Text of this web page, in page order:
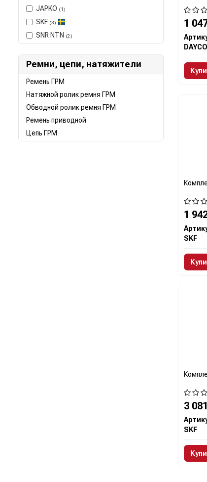
JAPKO (1)
SKF (3)
SNR NTN (2)
Ремни, цепи, натяжители
Ремень ГРМ
Натяжной ролик ремня ГРМ
Обводной ролик ремня ГРМ
Ремень приводной
Цепь ГРМ
1
DAYCO
1
SKF
3 081
SKF